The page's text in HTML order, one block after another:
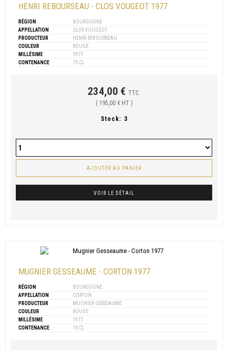
HENRI REBOURSEAU - CLOS VOUGEOT 1977
RÉGION
BOURGOGNE
APPELLATION
CLOS VOUGEOT
PRODUCTEUR
HENRI REBOURSEAU
COULEUR
ROUGE
MILLÉSIME
1977
CONTENANCE
75 CL
234,00 € TTC
( 195,00 € HT )
Stock: 3
AJOUTER AU PANIER
VOIR LE DÉTAIL
MUGNIER GESSEAUME - CORTON 1977
RÉGION
BOURGOGNE
APPELLATION
CORTON
PRODUCTEUR
MUGNIER GESSEAUME
COULEUR
ROUGE
MILLÉSIME
1977
CONTENANCE
75 CL